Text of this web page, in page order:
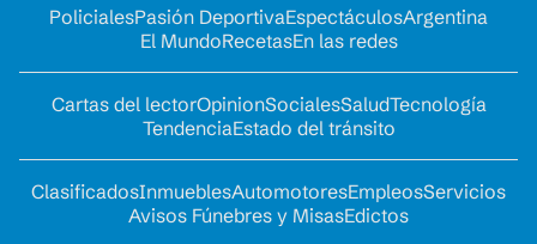
PolicialesPasión DeportivaEspectáculosArgentina
El MundoRecetasEn las redes
Cartas del lectorOpinionSocialesSaludTecnología
TendenciaEstado del tránsito
ClasificadosInmueblesAutomotoresEmpleosServicios
Avisos Fúnebres y MisasEdictos